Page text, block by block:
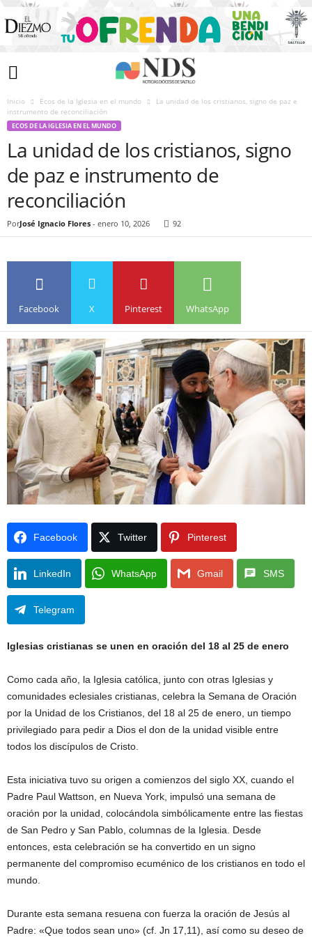
Inicio Ecos de la Iglesia en el mundo
La unidad de los cristianos, signo de paz e
instrumento de reconciliación
ECOS DE LA IGLESIA EN EL MUNDO
La unidad de los cristianos, signo
de paz e instrumento de
reconciliación
PorJosé Ignacio Flores - enero 10, 2026 92
Facebook X Pinterest WhatsApp
Facebook Twitter Pinterest
LinkedIn WhatsApp Gmail SMS
Telegram
Iglesias cristianas se unen en oración del 18 al 25 de enero
Como cada año, la Iglesia católica, junto con otras Iglesias y
comunidades eclesiales cristianas, celebra la Semana de Oración
por la Unidad de los Cristianos, del 18 al 25 de enero, un tiempo
privilegiado para pedir a Dios el don de la unidad visible entre
todos los discípulos de Cristo.
Esta iniciativa tuvo su origen a comienzos del siglo XX, cuando el
Padre Paul Wattson, en Nueva York, impulsó una semana de
oración por la unidad, colocándola simbólicamente entre las fiestas
de San Pedro y San Pablo, columnas de la Iglesia. Desde
entonces, esta celebración se ha convertido en un signo
permanente del compromiso ecuménico de los cristianos en todo el
mundo.
Durante esta semana resuena con fuerza la oración de Jesús al
Padre: «Que todos sean uno» (cf. Jn 17,11), así como su deseo de